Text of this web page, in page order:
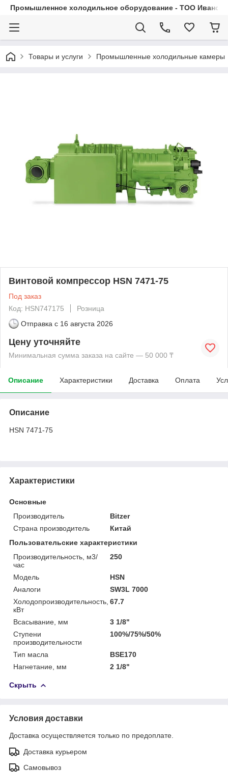
Промышленное холодильное оборудование - ТОО
Товары и услуги Промышленные холодильные камеры
Винтовой компрессор HSN 7471-75
Под заказ
Код: HSN747175
Розница
Отправка с 16 августа 2026
Цену уточняйте
Минимальная сумма заказа на сайте — 50 000 ₸
Описание Характеристики Доставка Оплата
Описание
HSN 7471-75
Характеристики
Основные
Производитель
Bitzer
Страна производитель
Китай
Пользовательские характеристики
Производительность, м3/
час
250
Модель
HSN
Аналоги
SW3L 7000
Холодопроизводительность,
кВт
67.7
Всасывание, мм
3 1/8"
Ступени
производительности
100%/75%/50%
Тип масла
BSE170
Нагнетание, мм
2 1/8"
Скрыть
Условия доставки
Доставка осуществляется только по предоплате.
Доставка курьером
Самовывоз